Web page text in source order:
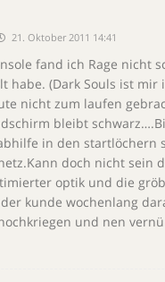
21. Oktober 2011 14:41
fand ich Rage nicht
habe. (Dark Souls ist
nicht zum laufen
bleibt
in den startlöchern
doch nicht sein
optik und die
kunde wochenlang
und nen